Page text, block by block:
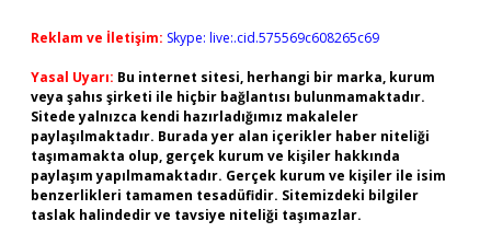
Reklam ve İletişim: Skype: live:.cid.575569c608265c69
Yasal Uyarı: Bu internet sitesi, herhangi bir marka, kurum
veya şahıs şirketi ile hiçbir bağlantısı bulunmamaktadır.
Sitede yalnızca kendi hazırladığımız makaleler
paylaşılmaktadır. Burada yer alan içerikler haber niteliği
taşımamakta olup, gerçek kurum ve kişiler hakkında
paylaşım yapılmamaktadır. Gerçek kurum ve kişiler ile isim
benzerlikleri tamamen tesadüfidir. Sitemizdeki bilgiler
taslak halindedir ve tavsiye niteliği taşımazlar.